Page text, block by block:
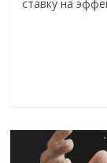
ставку на